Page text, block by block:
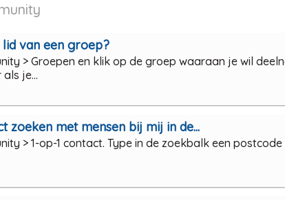
van een groep?
> Groepen en klik op de groep waaraan je wil
je...
zoeken met mensen bij mij in de...
> 1-op-1 contact. Type in de zoekbalk een